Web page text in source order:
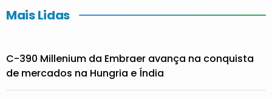
Mais Lidas
C-390 Millenium da Embraer avança na conquista
de mercados na Hungria e Índia